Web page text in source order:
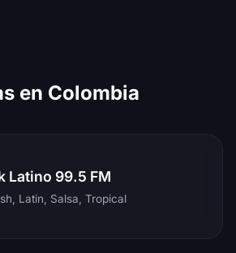
en Colombia
Latino 99.5 FM
Latin, Salsa, Tropical